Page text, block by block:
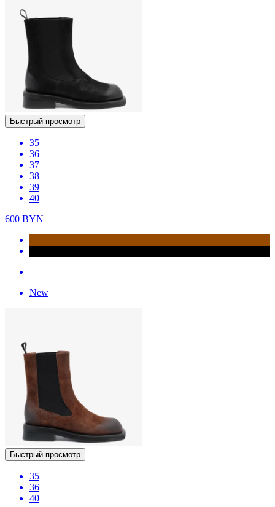
Быстрый просмотр
35
36
37
38
39
40
600 BYN
New
Быстрый просмотр
35
36
40